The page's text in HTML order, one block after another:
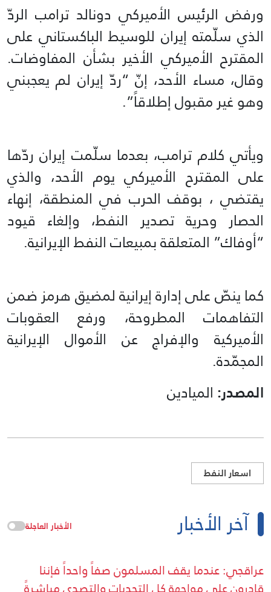
ورفض الرئيس الأميركي دونالد ترامب الردّ
الذي سلّمته إيران للوسيط الباكستاني على
المقترح الأميركي الأخير بشأن المفاوضات.
وقال، مساء الأحد، إنّ “ردّ إيران لم يعجبني
وهو غير مقبول إطلاقاً”.
ويأتي كلام ترامب، بعدما سلّمت إيران ردّها
على المقترح الأميركي يوم الأحد، والذي
يقتضي ، بوقف الحرب في المنطقة، إنهاء
الحصار وحرية تصدير النفط، وإلغاء قيود
“أوفاك” المتعلقة بمبيعات النفط الإيرانية.
كما ينصّ على إدارة إيرانية لمضيق هرمز ضمن
التفاهمات المطروحة، ورفع العقوبات
الأميركية والإفراج عن الأموال الإيرانية
المجمّدة.
المصدر: الميادين
اسعار النفط
آخر الأخبار الأخبار العاجلة
عراقجي: عندما يقف المسلمون صفاً واحداً فإننا